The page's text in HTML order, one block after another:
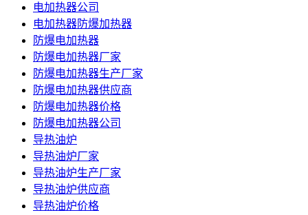
电加热器公司
电加热器防爆加热器
防爆电加热器
防爆电加热器厂家
防爆电加热器生产厂家
防爆电加热器供应商
防爆电加热器价格
防爆电加热器公司
导热油炉
导热油炉厂家
导热油炉生产厂家
导热油炉供应商
导热油炉价格